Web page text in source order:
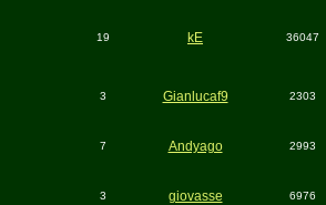
19 kE 36047
3 Gianlucaf9 2303
7 Andyago 2993
3 giovasse 6976